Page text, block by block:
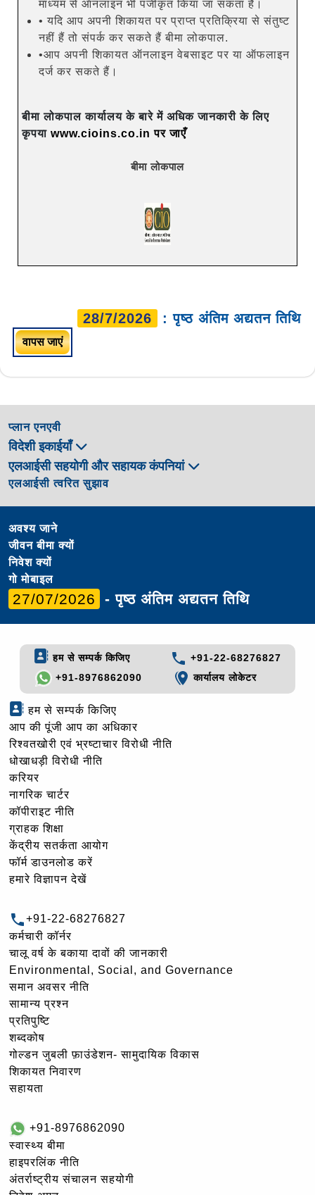
माध्यम से ऑनलाइन भी पंजीकृत किया जा सकता है।
• यदि आप अपनी शिकायत पर प्राप्त प्रतिक्रिया से संतुष्ट
नहीं हैं तो संपर्क कर सकते हैं बीमा लोकपाल.
•आप अपनी शिकायत ऑनलाइन वेबसाइट पर या ऑफलाइन
दर्ज कर सकते हैं।
बीमा लोकपाल कार्यालय के बारे में अधिक जानकारी के लिए
कृपया www.cioins.co.in पर जाएँ
बीमा लोकपाल
28/7/2026 : पृष्ठ अंतिम अद्यतन तिथि
वापस जाएं
प्लान एनएवी
विदेशी इकाईयाँ
एलआईसी सहयोगी और सहायक कंपनियां
एलआईसी त्वरित सुझाव
अवश्य जाने
जीवन बीमा क्यों
निवेश क्यों
गो मोबाइल
27/07/2026 - पृष्ठ अंतिम अद्यतन तिथि
हम से सम्पर्क किजिए
+91-22-68276827
+91-8976862090
कार्यालय लोकेटर
हम से सम्पर्क किजिए
आप की पूंजी आप का अधिकार
रिश्वतखोरी एवं भ्रष्टाचार विरोधी नीति
धोखाधड़ी विरोधी नीति
करियर
नागरिक चार्टर
कॉपीराइट नीति
ग्राहक शिक्षा
केंद्रीय सतर्कता आयोग
फॉर्म डाउनलोड करें
हमारे विज्ञापन देखें
+91-22-68276827
कर्मचारी कॉर्नर
चालू वर्ष के बकाया दावों की जानकारी
Environmental, Social, and Governance
समान अवसर नीति
सामान्य प्रश्न
प्रतिपुष्टि
शब्दकोष
गोल्‍डन जुबली फ़ाउंडेशन- सामुदायिक विकास
शिकायत निवारण
सहायता
+91-8976862090
स्वास्थ्य बीमा
हाइपरलिंक नीति
अंतर्राष्ट्रीय संचालन सहयोगी